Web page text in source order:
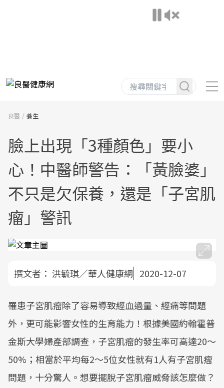
良醫 養生
臉上出現「3種顏色」要小
心！中醫師警告：「黃臉婆」
不只是欠保養，還是「子宮肌
瘤」警訊
撰文者： 洪毓琪／華人健康網 2020-12-07
罹患子宮肌瘤除了容易導致經血過量、經痛等問題
外，更可能影響女性的生育能力！根據美國約翰霍普
金斯大學婦產部調查，子宮肌瘤的發生率可高達20～
50%；相當於平均每2～5位女性就有1人有子宮肌瘤
問題，十分驚人。想要擺脫子宮肌瘤威脅該怎麼做？